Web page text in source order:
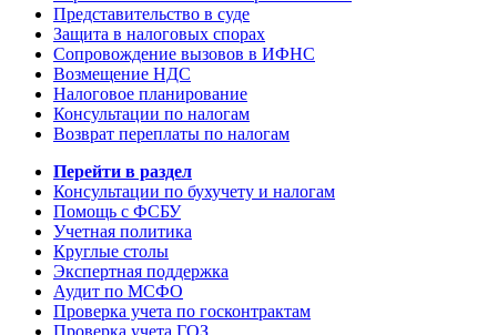
Представительство в суде
Защита в налоговых спорах
Сопровождение вызовов в ИФНС
Возмещение НДС
Налоговое планирование
Консультации по налогам
Возврат переплаты по налогам
Перейти в раздел
Консультации по бухучету и налогам
Помощь с ФСБУ
Учетная политика
Круглые столы
Экспертная поддержка
Аудит по МСФО
Проверка учета по госконтрактам
Проверка учета ГОЗ